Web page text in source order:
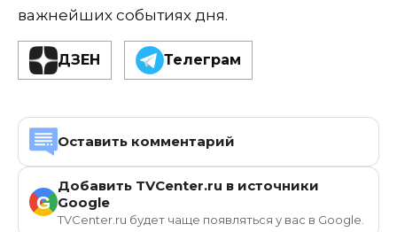
важнейших событиях дня.
ДЗЕН Телеграм
Оставить комментарий
G
Добавить TVCenter.ru в источники
Google
TVCenter.ru будет чаще появляться у вас в Google.